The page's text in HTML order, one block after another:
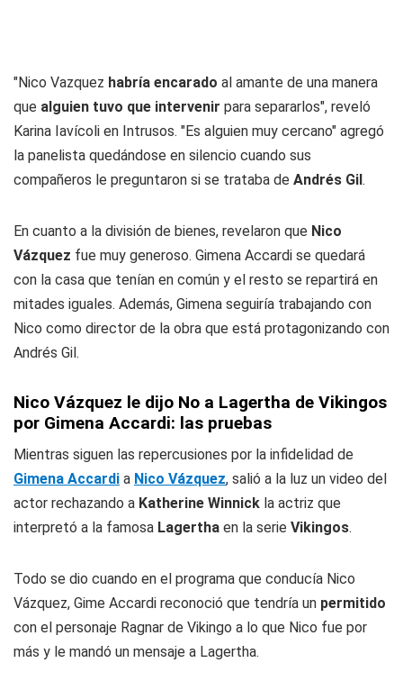
"Nico Vazquez habría encarado al amante de una manera
que alguien tuvo que intervenir para separarlos", reveló
Karina Iavícoli en Intrusos. "Es alguien muy cercano" agregó
la panelista quedándose en silencio cuando sus
compañeros le preguntaron si se trataba de Andrés Gil.
En cuanto a la división de bienes, revelaron que Nico
Vázquez fue muy generoso. Gimena Accardi se quedará
con la casa que tenían en común y el resto se repartirá en
mitades iguales. Además, Gimena seguiría trabajando con
Nico como director de la obra que está protagonizando con
Andrés Gil.
Nico Vázquez le dijo No a Lagertha de Vikingos
por Gimena Accardi: las pruebas
Mientras siguen las repercusiones por la infidelidad de
Gimena Accardi a Nico Vázquez, salió a la luz un video del
actor rechazando a Katherine Winnick la actriz que
interpretó a la famosa Lagertha en la serie Vikingos.
Todo se dio cuando en el programa que conducía Nico
Vázquez, Gime Accardi reconoció que tendría un permitido
con el personaje Ragnar de Vikingo a lo que Nico fue por
más y le mandó un mensaje a Lagertha.